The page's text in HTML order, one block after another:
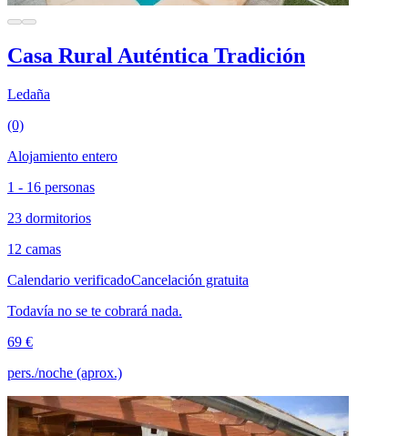
Casa Rural Auténtica Tradición
Ledaña
(0)
Alojamiento entero
1 - 16 personas
23 dormitorios
12 camas
Calendario verificadoCancelación gratuita
Todavía no se te cobrará nada.
69 €
pers./noche (aprox.)